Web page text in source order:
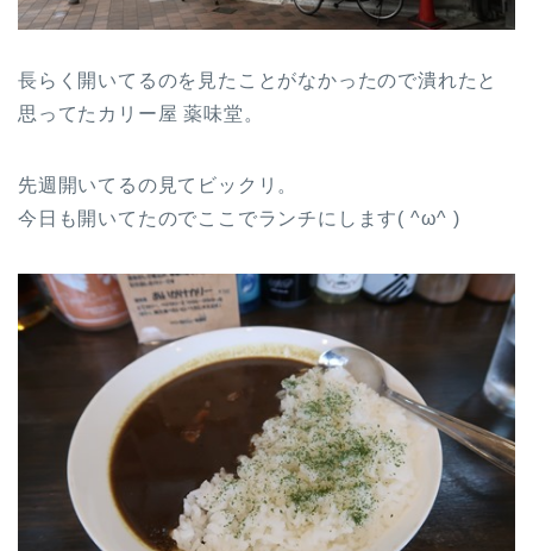
長らく開いてるのを見たことがなかったので潰れたと
思ってたカリー屋 薬味堂。
先週開いてるの見てビックリ。
今日も開いてたのでここでランチにします( ^ω^ )